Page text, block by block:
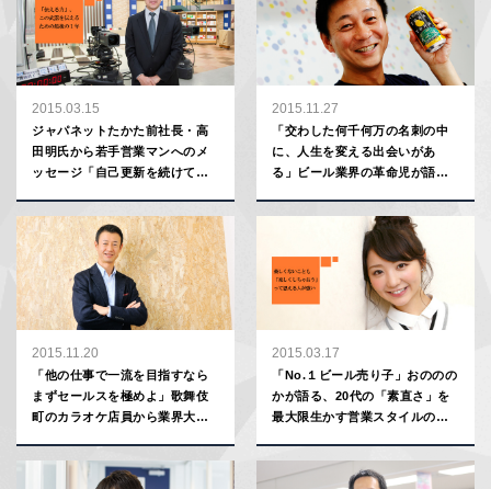
2015.03.15
ジャパネットたかた前社長・高
田明氏から若手営業マンへのメ
ッセージ「自己更新を続けて武
2015.11.27
「交わした何千何万の名刺の中
に、人生を変える出会いがあ
る」ビール業界の革命児が語る
2015.11.20
「他の仕事で一流を目指すなら
まずセールスを極めよ」歌舞伎
町のカラオケ店員から業界大手
語る、営業経験の価値
2015.03.17
「No.１ビール売り子」おののの
かが語る、20代の「素直さ」を
最大限生かす営業スタイルのす